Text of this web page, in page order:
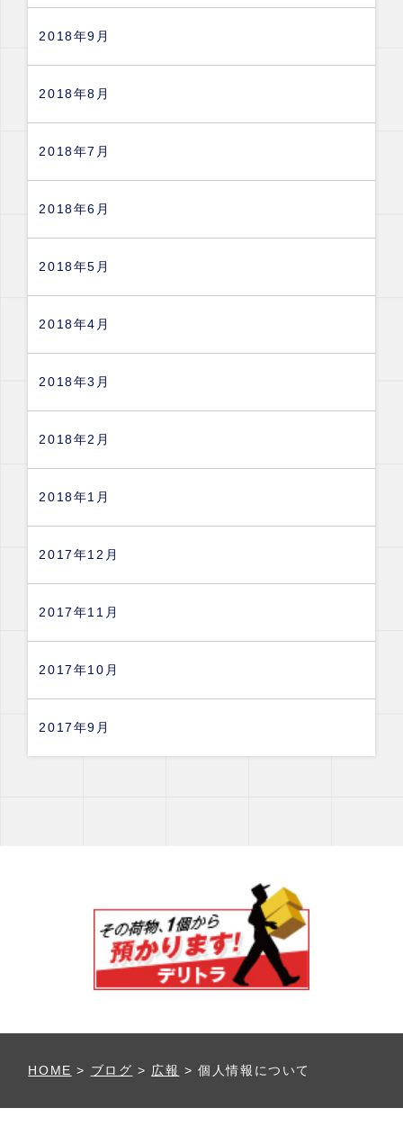
2018年9月
2018年8月
2018年7月
2018年6月
2018年5月
2018年4月
2018年3月
2018年2月
2018年1月
2017年12月
2017年11月
2017年10月
2017年9月
HOME > ブログ > 広報 >個人情報について